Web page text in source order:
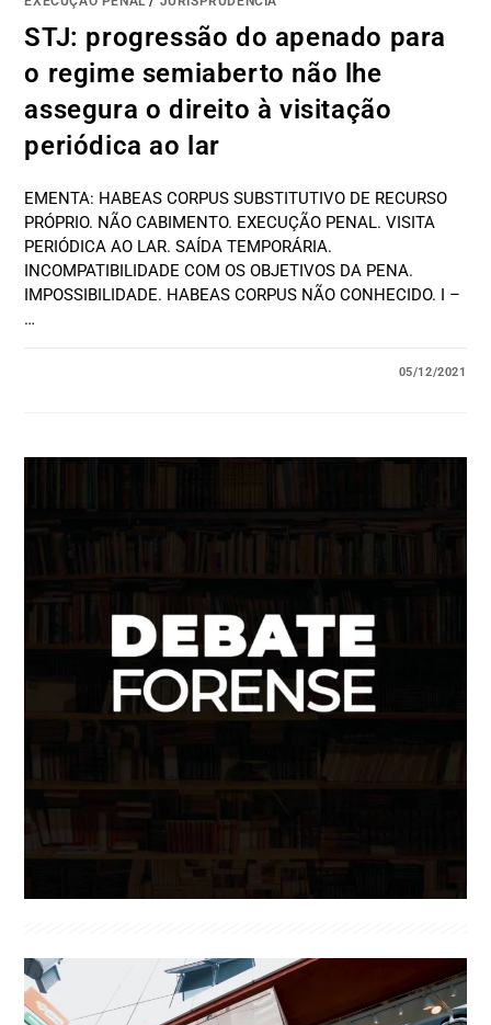
STJ: progressão do apenado para
o regime semiaberto não lhe
assegura o direito à visitação
periódica ao lar
EMENTA: HABEAS CORPUS SUBSTITUTIVO DE RECURSO
PRÓPRIO. NÃO CABIMENTO. EXECUÇÃO PENAL. VISITA
PERIÓDICA AO LAR. SAÍDA TEMPORÁRIA.
INCOMPATIBILIDADE COM OS OBJETIVOS DA PENA.
IMPOSSIBILIDADE. HABEAS CORPUS NÃO CONHECIDO. I –
…
05/12/2021